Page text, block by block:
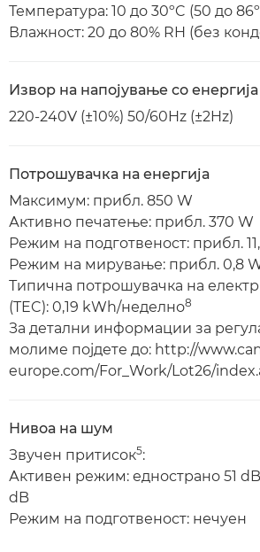
Температура: 10 до 30ºC (50 до
Влажност: 20 до 80% RH (без
Извор на напојување со енергија
220-240V (±10%) 50/60Hz (±2Hz)
Потрошувачка на енергија
Максимум: прибл. 850 W
Активно печатење: прибл. 370 W
Режим на подготвеност: прибл.
Режим на мирување: прибл. 0,8
Типична потрошувачка на
(TEC): 0,19 kWh/неделно8
За детални информации за
молиме појдете до: http://
europe.com/For_Work/Lot26/
Нивоа на шум
Звучен притисок5:
Активен режим: еднострано 51
dB
Режим на подготвеност: нечуен